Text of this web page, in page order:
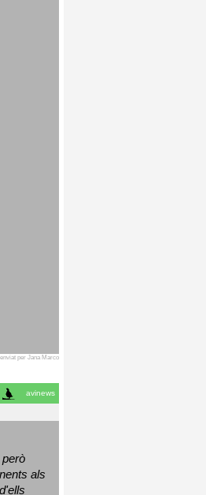
enviat per Jana Marco
avinews
als